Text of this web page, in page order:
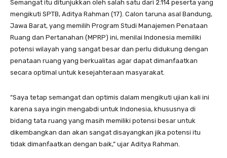
Semangat itu ditunjukkan oleh salah satu dari 2.114 peserta yang
mengikuti SPTB, Aditya Rahman (17). Calon taruna asal Bandung,
Jawa Barat, yang memilih Program Studi Manajemen Penataan
Ruang dan Pertanahan (MPRP) ini, menilai Indonesia memiliki
potensi wilayah yang sangat besar dan perlu didukung dengan
penataan ruang yang berkualitas agar dapat dimanfaatkan
secara optimal untuk kesejahteraan masyarakat.
“Saya tetap semangat dan optimis dalam mengikuti ujian kali ini
karena saya ingin mengabdi untuk Indonesia, khususnya di
bidang tata ruang yang masih memiliki potensi besar untuk
dikembangkan dan akan sangat disayangkan jika potensi itu
tidak dimanfaatkan dengan baik,” ujar Aditya Rahman.